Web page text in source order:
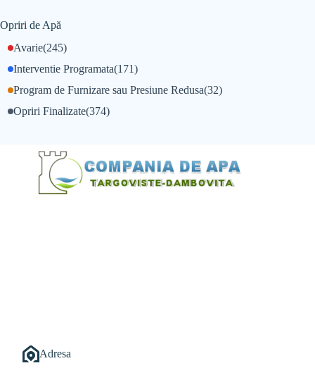
Opriri de Apă
Avarie(245)
Interventie Programata(171)
Opriri Finalizate(374)
Program de Furnizare sau Presiune Redusa(32)
Adresa